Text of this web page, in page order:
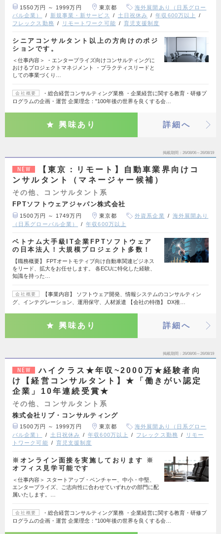
1550万円 ～ 1999万円 東京都
海外展開あり（日系グロー
バル企業）
新規事業・新サービス 土日祝休み
年収600万以上
フレックス勤務
リモートワーク可能 育児支援制度
シニアコンサルタント以上の方向けのポジ
ションです。
＜仕事内容＞ ・エンタープライズ向けコンサルティングに
おけるプロジェクトマネジメント ・プラクティスリードと
しての事業づくり…
会社概要
・総合経営コンサルティング業務 ・企業経営に関する教育・研修プ
ログラムの企画・運営 企業理念："100年後の世界を良くする会…
興味あり 詳細へ
掲載期間 26/08/06～26/08/19
NEW
【東京：リモート】自動車業界向けコ
ンサルタント（マネージャー候補）
その他、コンサルタント系
FPTソフトウェアジャパン株式会社
1500万円 ～ 1749万円 東京都 外資系企業
海外展開あり
（日系グローバル企業）
年収600万以上
ベトナム大手級IT企業FPTソフトウェア
の日本法人！大規模プロジェクト多数！
【職務概要】 FPTオートモティブ向け自動車関連ビジネス
をリード、拡大をお任せします。 各ECUに特化した経験、
知識を持った…
会社概要
【事業内容】 ソフトウェア開発、情報システムのコンサルティン
グ、インテグレーション、運用保守、人材派遣 【会社の特徴】 DX推…
興味あり 詳細へ
掲載期間 26/08/06～26/08/19
NEW
ハイクラス★年収~2000万★経験者向
け【経営コンサルタント】★「働きがい認定
企業」10年連続受賞★
その他、コンサルタント系
株式会社リブ・コンサルティング
1500万円 ～ 1999万円 東京都
海外展開あり（日系グロー
バル企業）
土日祝休み 年収600万以上 フレックス勤務
リモー
トワーク可能
育児支援制度
※オンライン面接を実施しております ※
オフィス見学可能です
＜仕事内容＞ スタートアップ・ベンチャー、中小・中堅、
エンタープライズ、ご志向性に合わせていずれかの部門に配
属いたします。…
会社概要
・総合経営コンサルティング業務 ・企業経営に関する教育・研修プ
ログラムの企画・運営 企業理念："100年後の世界を良くする会…